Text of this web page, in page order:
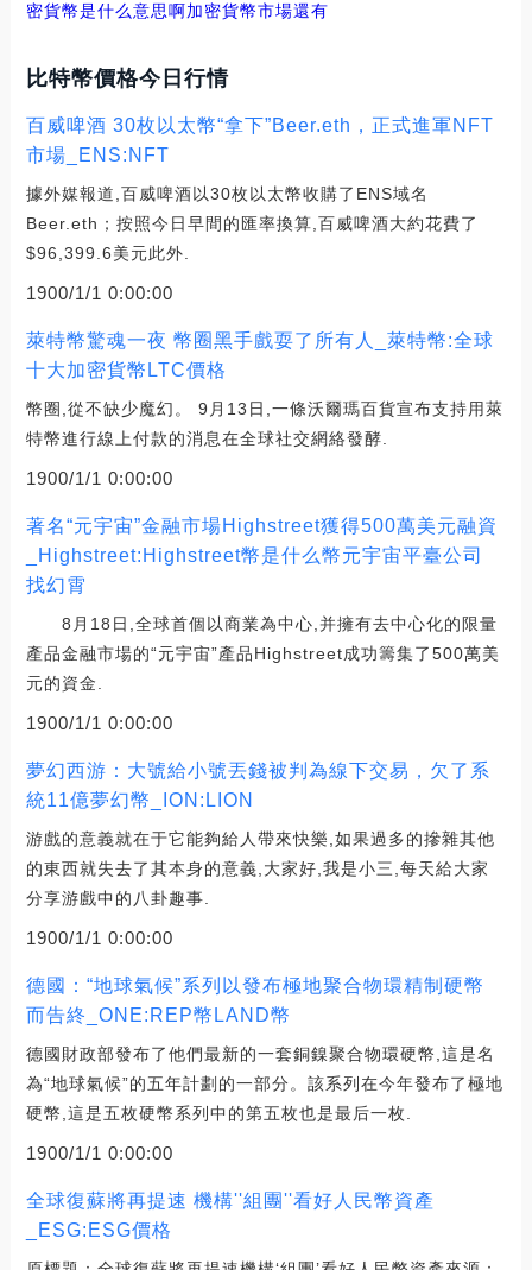
密貨幣是什么意思啊加密貨幣市場還有
比特幣價格今日行情
百威啤酒 30枚以太幣“拿下”Beer.eth，正式進軍NFT
市場_ENS:NFT
據外媒報道,百威啤酒以30枚以太幣收購了ENS域名
Beer.eth；按照今日早間的匯率換算,百威啤酒大約花費了
$96,399.6美元此外.
1900/1/1 0:00:00
萊特幣驚魂一夜 幣圈黑手戲耍了所有人_萊特幣:全球
十大加密貨幣LTC價格
幣圈,從不缺少魔幻。 9月13日,一條沃爾瑪百貨宣布支持用萊
特幣進行線上付款的消息在全球社交網絡發酵.
1900/1/1 0:00:00
著名“元宇宙”金融市場Highstreet獲得500萬美元融資
_Highstreet:Highstreet幣是什么幣元宇宙平臺公司
找幻霄
8月18日,全球首個以商業為中心,并擁有去中心化的限量
產品金融市場的“元宇宙”產品Highstreet成功籌集了500萬美
元的資金.
1900/1/1 0:00:00
夢幻西游：大號給小號丟錢被判為線下交易，欠了系
統11億夢幻幣_ION:LION
游戲的意義就在于它能夠給人帶來快樂,如果過多的摻雜其他
的東西就失去了其本身的意義,大家好,我是小三,每天給大家
分享游戲中的八卦趣事.
1900/1/1 0:00:00
德國：“地球氣候”系列以發布極地聚合物環精制硬幣
而告終_ONE:REP幣LAND幣
德國財政部發布了他們最新的一套銅鎳聚合物環硬幣,這是名
為“地球氣候”的五年計劃的一部分。該系列在今年發布了極地
硬幣,這是五枚硬幣系列中的第五枚也是最后一枚.
1900/1/1 0:00:00
全球復蘇將再提速 機構''組團''看好人民幣資產
_ESG:ESG價格